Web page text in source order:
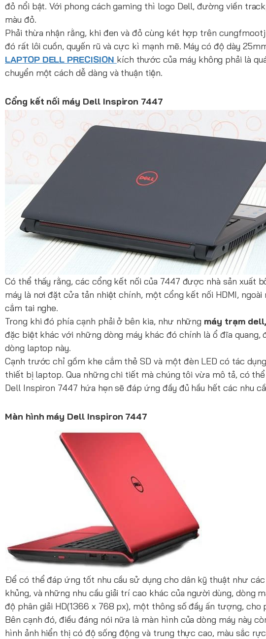
đỏ nổi bật. Với phong cách gaming thì logo Dell, đường viền
màu đỏ.
Phải thừa nhận rằng, khi đen và đỏ cùng két hợp trên
đó rất lôi cuồn, quyến rũ và cực kì mạnh mẽ. Máy có độ dày
LAPTOP DELL PRECISION kích thước của máy không phải là
chuyển một cách dễ dàng và thuận tiện.
Cổng kết nối máy Dell Inspiron 7447
Có thể thấy rằng, các cổng kết nối của 7447 được nhà sản xuất
máy là nơi đặt cửa tản nhiệt chính, một cổng kết nối HDMI,
cắm tai nghe.
Trong khi đó phía cạnh phải ở bên kia, như những máy trạm dell,
đặc biệt khác với những dòng máy khác đó chính là ổ đĩa
dòng laptop này.
Cạnh trước chỉ gồm khe cắm thẻ SD và một đèn LED có tác
thiết bị laptop. Qua những chi tiết mà chúng tôi vừa mô tả, có
Dell Inspiron 7447 hứa hẹn sẽ đáp ứng đầy đủ hầu hết các nhu
Màn hình máy Dell Inspiron 7447
Để có thể đáp ứng tốt nhu cầu sử dụng cho dân kỹ thuật như
khủng, và những nhu cầu giải trí cao khác của người dùng,
độ phân giải HD(1366 x 768 px), một thông số đầy ấn tượng,
Bên cạnh đó, điều đáng nói nữa là màn hình của dòng máy này
hình ảnh hiển thị có độ sống động và trung thực cao, màu sắc